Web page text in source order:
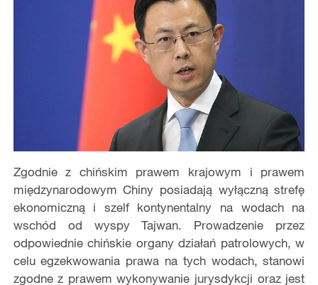
Zgodnie z chińskim prawem krajowym i prawem
międzynarodowym Chiny posiadają wyłączną strefę
ekonomiczną i szelf kontynentalny na wodach na
wschód od wyspy Tajwan. Prowadzenie przez
odpowiednie chińskie organy działań patrolowych, w
celu egzekwowania prawa na tych wodach, stanowi
zgodne z prawem wykonywanie jurysdykcji oraz jest